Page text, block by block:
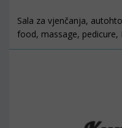
Sala za vjenčanja,
food, massage, pedicure,